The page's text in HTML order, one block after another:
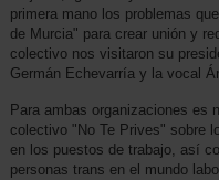
primera mano los problemas
de Murcia" para crear unión y
colectivo nos visitaron su
Germán Echevarría y la vocal
Para ambas organizaciones es
colectivo "No Te Prives" sobre
en los puestos de trabajo, así
personas trans en el mundo